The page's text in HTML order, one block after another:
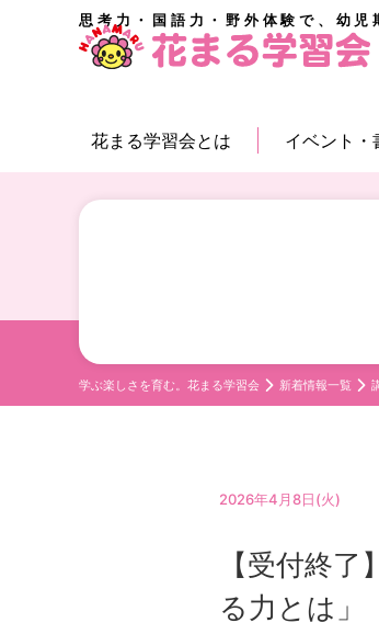
思考力・国語力・野外体験で、幼児
花まる学習会とは イベント・
学ぶ楽しさを育む。花まる学習会 新着情報一覧
2026年4月8日(火)
【受付終
る力とは」